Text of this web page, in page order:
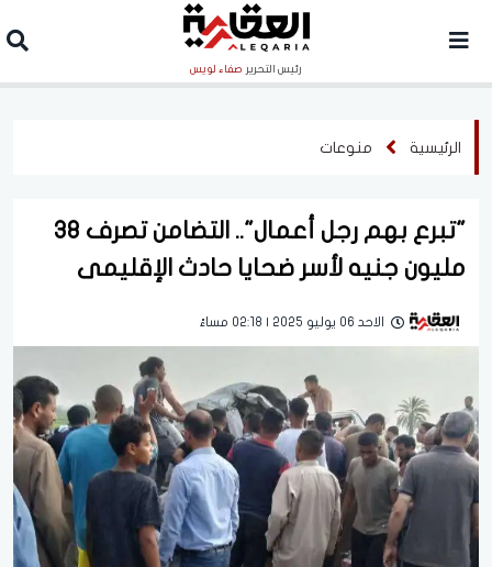
رئيس التحرير صفاء لويس
الرئيسية منوعات
"تبرع بهم رجل أعمال".. التضامن تصرف 38
مليون جنيه لأسر ضحايا حادث الإقليمى
الاحد 06 يوليو 2025 | 02:18 مساءً